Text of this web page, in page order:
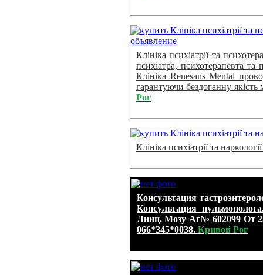
Клініка психіатрії та
психіатра, психотерапевта та
Клініка Renesans Mental
гарантуючи бездоганну
Рог
Клініка психіатрії та
Консультация
Консультация
Лииц. Мозу Аг№ 602099 От
066*345*0038. Кривой Рог